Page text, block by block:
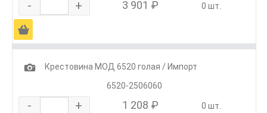
- + 3 901 ₽ 0 шт.
Ä
1
Крестовина МОД 6520 голая / Импорт
6520-2506060
- + 1 208 ₽ 0 шт.